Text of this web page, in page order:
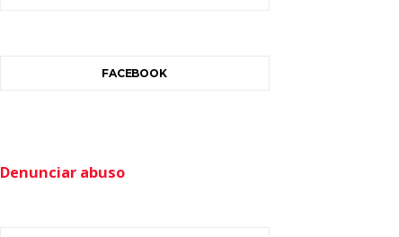
FACEBOOK
Denunciar abuso